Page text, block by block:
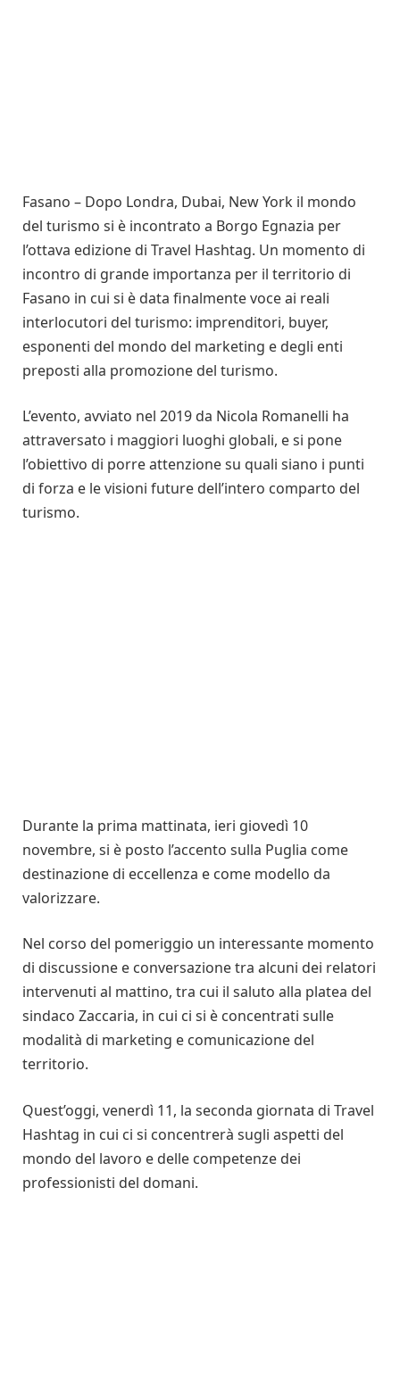
Fasano – Dopo Londra, Dubai, New York il mondo
del turismo si è incontrato a Borgo Egnazia per
l’ottava edizione di Travel Hashtag. Un momento di
incontro di grande importanza per il territorio di
Fasano in cui si è data finalmente voce ai reali
interlocutori del turismo: imprenditori, buyer,
esponenti del mondo del marketing e degli enti
preposti alla promozione del turismo.
L’evento, avviato nel 2019 da Nicola Romanelli ha
attraversato i maggiori luoghi globali, e si pone
l’obiettivo di porre attenzione su quali siano i punti
di forza e le visioni future dell’intero comparto del
turismo.
Durante la prima mattinata, ieri giovedì 10
novembre, si è posto l’accento sulla Puglia come
destinazione di eccellenza e come modello da
valorizzare.
Nel corso del pomeriggio un interessante momento
di discussione e conversazione tra alcuni dei relatori
intervenuti al mattino, tra cui il saluto alla platea del
sindaco Zaccaria, in cui ci si è concentrati sulle
modalità di marketing e comunicazione del
territorio.
Quest’oggi, venerdì 11, la seconda giornata di Travel
Hashtag in cui ci si concentrerà sugli aspetti del
mondo del lavoro e delle competenze dei
professionisti del domani.